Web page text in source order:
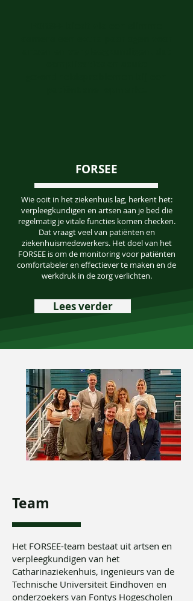
FORSEE
Wie ooit in het ziekenhuis lag, herkent het:
verpleegkundigen en artsen aan je bed die
regelmatig je vitale functies komen checken.
Dat vraagt veel van patiënten en
ziekenhuismedewerkers. Het doel van het
FORSEE is om de monitoring voor patiënten
comfortabeler en effectiever te maken en de
werkdruk in de zorg verlichten.
Lees verder
Team
Het FORSEE-team bestaat uit artsen en
verpleegkundigen van het
Catharinaziekenhuis, ingenieurs van de
Technische Universiteit Eindhoven en
onderzoekers van Fontys Hogescholen